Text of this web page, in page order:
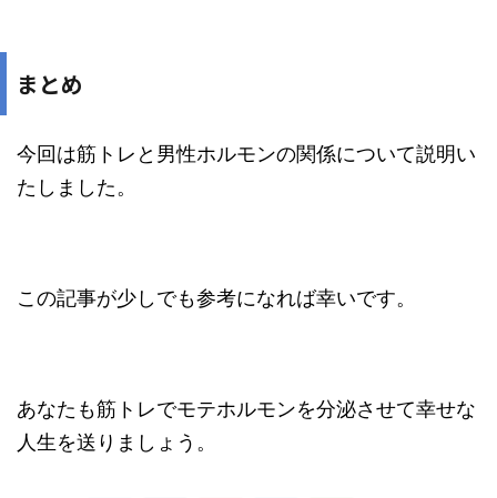
まとめ
今回は筋トレと男性ホルモンの関係について説明い
たしました。
この記事が少しでも参考になれば幸いです。
あなたも筋トレでモテホルモンを分泌させて幸せな
人生を送りましょう。